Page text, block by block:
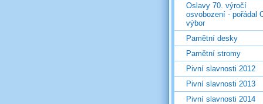
Oslavy 70. výročí
osvobození - pořádal
výbor
Pamětní desky
Pamětní stromy
Pivní slavnosti 2012
Pivní slavnosti 2013
Pivní slavnosti 2014